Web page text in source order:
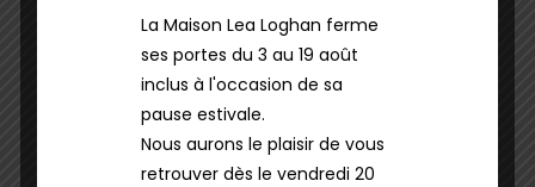
Cheveux Soins
Cheveux
La Maison Lea Loghan ferme
ses portes du 3 au 19 août
inclus à l'occasion de sa
pause estivale.
Nous aurons le plaisir de vous
retrouver dès le vendredi 20